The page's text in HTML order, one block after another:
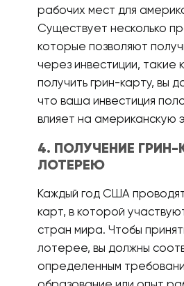
рабочих мест для
Существует несколько
которые позволяют
через инвестиции, такие
получить грин-карту, вы
что ваша инвестиция
влияет на американскую
4. ПОЛУЧЕНИЕ ГРИН-
ЛОТЕРЕЮ
Каждый год США
карт, в которой
стран мира. Чтобы
лотерее, вы должны
определенным